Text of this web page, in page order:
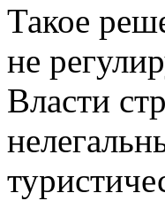
Такое
не
Власти